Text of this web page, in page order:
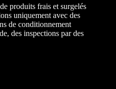
produits frais et surgelés
uniquement avec des
de conditionnement
des inspections par des